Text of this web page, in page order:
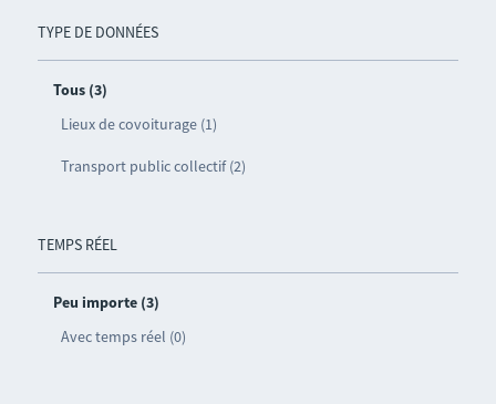
TYPE DE DONNÉES
Tous (3)
Lieux de covoiturage (1)
Transport public collectif (2)
TEMPS RÉEL
Peu importe (3)
Avec temps réel (0)